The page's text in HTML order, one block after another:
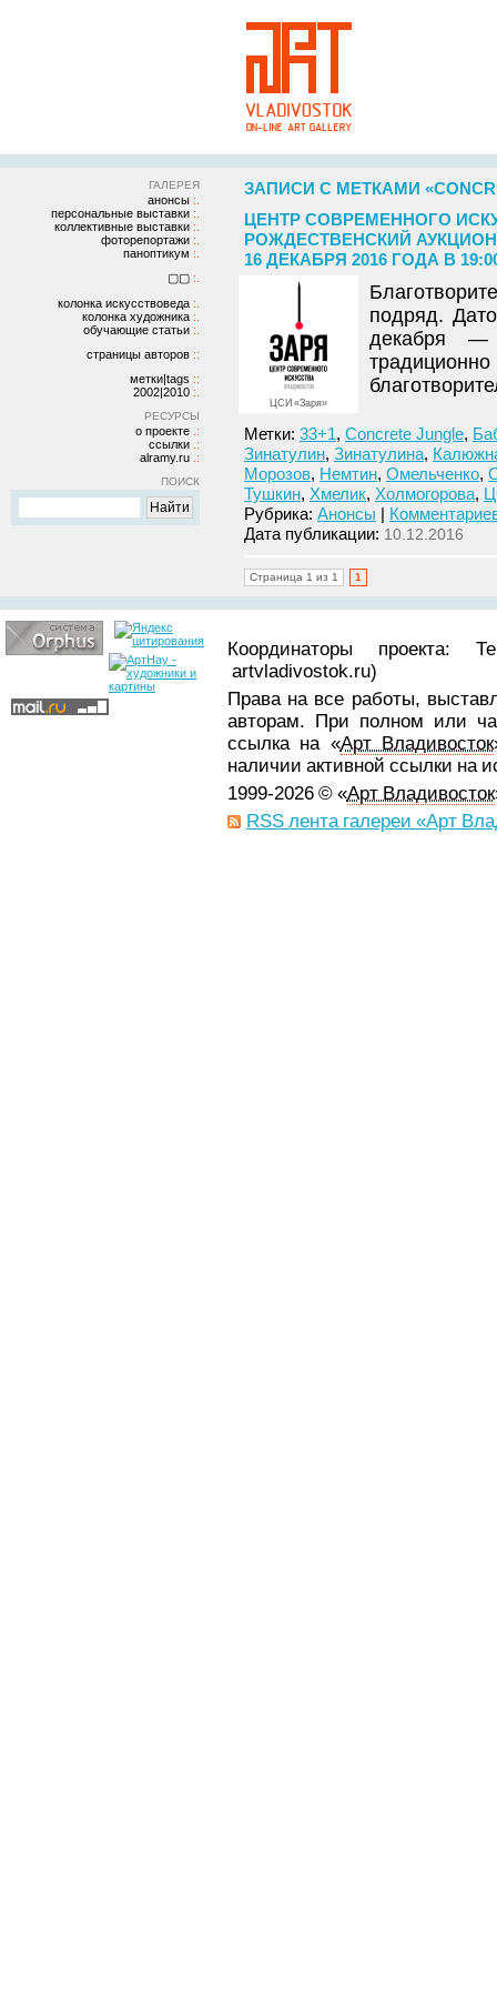
ГАЛЕРЕЯ
анонсы
персональные выставки
коллективные выставки
фоторепортажи
паноптикум
▢▢
колонка искусствоведа
колонка художника
обучающие статьи
страницы авторов
метки|tags
2002|2010
РЕСУРСЫ
о проекте
ссылки
alramy.ru
ПОИСК
ЗАПИСИ С МЕТКАМИ
ЦЕНТР СОВРЕМЕННОГО
РОЖДЕСТВЕНСКИЙ
16 ДЕКАБРЯ 2016 ГОДА В
ЦСИ «Заря»
подряд.
декабря —
Метки: 33+1, Concrete Jungle,
Зинатулин, Зинатулина,
Морозов, Немтин, Омельченко,
Тушкин, Хмелик, Холмогорова,
Рубрика: Анонсы |
Дата публикации: 10.12.2016
Страница 1 из 1 1
Координаторы проекта:
artvladivostok.ru)
Права на все работы,
авторам. При полном или
ссылка на «Арт Владивосток
наличии активной ссылки на
1999-2026 © «Арт Владивосток
RSS лента галереи «Арт